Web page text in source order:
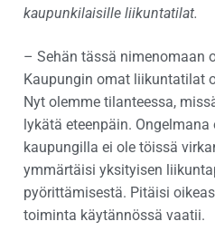
kaupunkilaisille liikuntatilat.
– Sehän tässä nimenomaan
Kaupungin omat liikuntatilat
Nyt olemme tilanteessa,
lykätä eteenpäin. Ongelmana
kaupungilla ei ole töissä
ymmärtäisi yksityisen
pyörittämisestä. Pitäisi
toiminta käytännössä vaatii.